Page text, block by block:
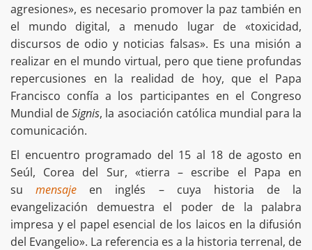
agresiones», es necesario promover la paz también en
el mundo digital, a menudo lugar de «toxicidad,
discursos de odio y noticias falsas». Es una misión a
realizar en el mundo virtual, pero que tiene profundas
repercusiones en la realidad de hoy, que el Papa
Francisco confía a los participantes en el Congreso
Mundial deSignis, la asociación católica mundial para la
comunicación.
El encuentro programado del 15 al 18 de agosto en
Seúl, Corea del Sur, «tierra – escribe el Papa en
sumensaje
en inglés – cuya historia de la
evangelización demuestra el poder de la palabra
impresa y el papel esencial de los laicos en la difusión
del Evangelio». La referencia es a la historia terrenal, de